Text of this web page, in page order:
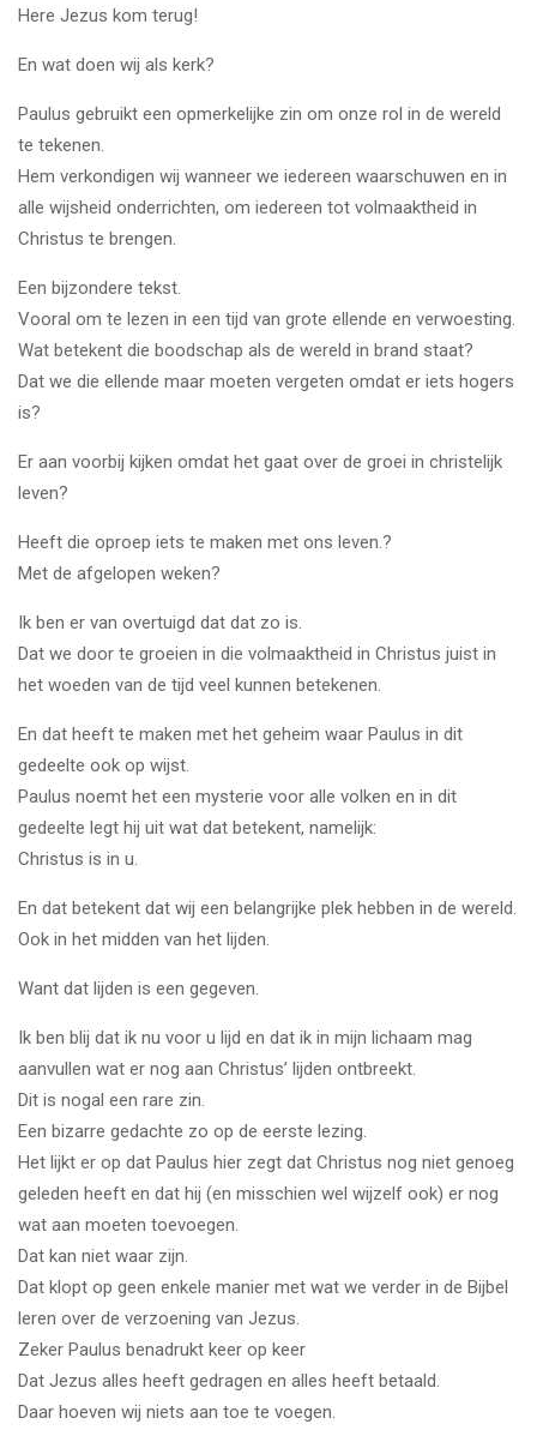
Here Jezus kom terug!
En wat doen wij als kerk?
Paulus gebruikt een opmerkelijke zin om onze rol in de wereld
te tekenen.
Hem verkondigen wij wanneer we iedereen waarschuwen en in
alle wijsheid onderrichten, om iedereen tot volmaaktheid in
Christus te brengen.
Een bijzondere tekst.
Vooral om te lezen in een tijd van grote ellende en verwoesting.
Wat betekent die boodschap als de wereld in brand staat?
Dat we die ellende maar moeten vergeten omdat er iets hogers
is?
Er aan voorbij kijken omdat het gaat over de groei in christelijk
leven?
Heeft die oproep iets te maken met ons leven.?
Met de afgelopen weken?
Ik ben er van overtuigd dat dat zo is.
Dat we door te groeien in die volmaaktheid in Christus juist in
het woeden van de tijd veel kunnen betekenen.
En dat heeft te maken met het geheim waar Paulus in dit
gedeelte ook op wijst.
Paulus noemt het een mysterie voor alle volken en in dit
gedeelte legt hij uit wat dat betekent, namelijk:
Christus is in u.
En dat betekent dat wij een belangrijke plek hebben in de wereld.
Ook in het midden van het lijden.
Want dat lijden is een gegeven.
Ik ben blij dat ik nu voor u lijd en dat ik in mijn lichaam mag
aanvullen wat er nog aan Christus’ lijden ontbreekt.
Dit is nogal een rare zin.
Een bizarre gedachte zo op de eerste lezing.
Het lijkt er op dat Paulus hier zegt dat Christus nog niet genoeg
geleden heeft en dat hij (en misschien wel wijzelf ook) er nog
wat aan moeten toevoegen.
Dat kan niet waar zijn.
Dat klopt op geen enkele manier met wat we verder in de Bijbel
leren over de verzoening van Jezus.
Zeker Paulus benadrukt keer op keer
Dat Jezus alles heeft gedragen en alles heeft betaald.
Daar hoeven wij niets aan toe te voegen.